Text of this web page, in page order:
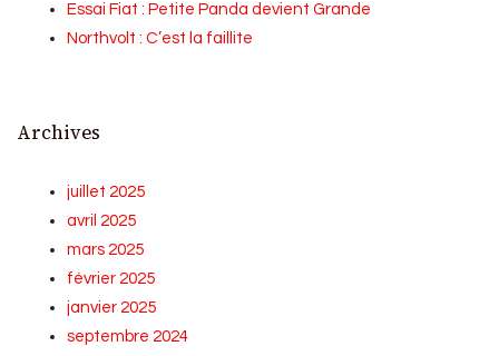
Essai Fiat : Petite Panda devient Grande
Northvolt : C’est la faillite
Archives
juillet 2025
avril 2025
mars 2025
février 2025
janvier 2025
septembre 2024